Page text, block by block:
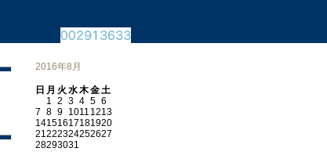
2016年8月
日 月 火 水木金土
1 2 3 4 5 6
7 8 9 1011 1213
14151617181920
21222324252627
28293031